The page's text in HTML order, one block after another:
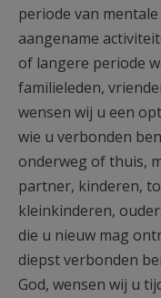
periode van
aangename
of langere periode
familieleden,
wensen wij u een
wie u verbonden
onderweg of thuis,
partner, kinderen,
kleinkinderen,
die u nieuw mag
diepst verbonden
God, wensen wij u